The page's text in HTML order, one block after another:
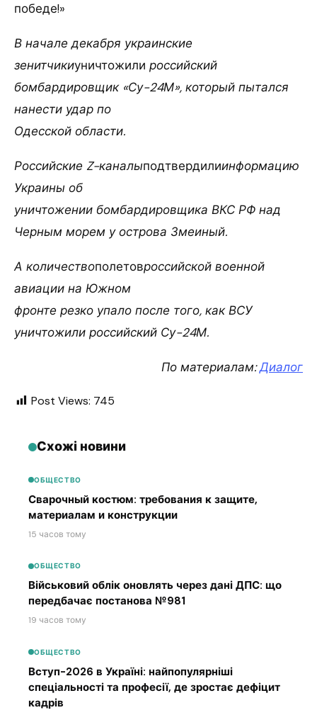
победе!»
В начале декабря украинские
зенитчикиуничтожили российский
бомбардировщик «Су-24М», который пытался
нанести удар по
Одесской области.
Российские Z-каналыподтвердилиинформацию
Украины об
уничтожении бомбардировщика ВКС РФ над
Черным морем у острова Змеиный.
А количествополетовроссийской военной
авиации на Южном
фронте резко упало после того, как ВСУ
уничтожили российский Су-24М.
По материалам:Диалог
Post Views: 745
Схожі новини
ОБЩЕСТВО
Сварочный костюм: требования к защите,
материалам и конструкции
15 часов тому
ОБЩЕСТВО
Військовий облік оновлять через дані ДПС: що
передбачає постанова №981
19 часов тому
ОБЩЕСТВО
Вступ-2026 в Україні: найпопулярніші
спеціальності та професії, де зростає дефіцит
кадрів